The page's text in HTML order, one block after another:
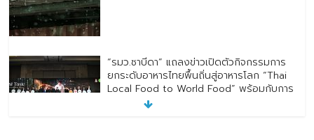
“รมว.ซาบีดา” แถลงข่าวเปิดตัวกิจกรรมการ
ยกระดับอาหารไทยพื้นถิ่นสู่อาหารโลก “Thai
Local Food to World Food” พร้อมกับการ
เปิดตัวตราสัญลักษณ์ “Thailand Best